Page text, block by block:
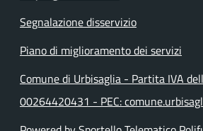
Segnalazione disservizio
Piano di miglioramento dei servizi
Comune di Urbisaglia - Partita IVA
00264420431 - PEC: